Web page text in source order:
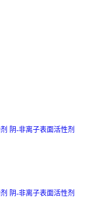
阴-非离子表面活性剂
阴-非离子表面活性剂